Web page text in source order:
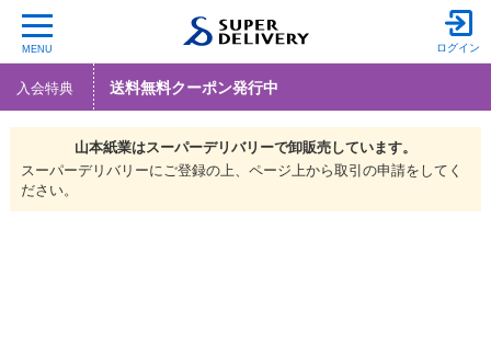
MENU ログイン
入会特典 送料無料クーポン発行中
山本紙業はスーパーデリバリーで卸販売しています。
スーパーデリバリーにご登録の上、ページ上から取引の申請をしてく
ださい。